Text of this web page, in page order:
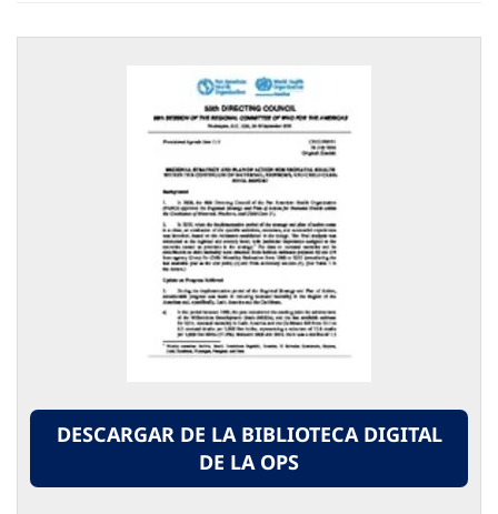
DESCARGAR DE LA BIBLIOTECA DIGITAL
DE LA OPS